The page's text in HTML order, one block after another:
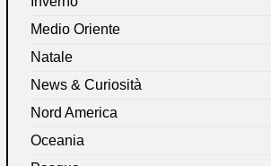
Medio Oriente
Natale
News & Curiosità
Nord America
Oceania